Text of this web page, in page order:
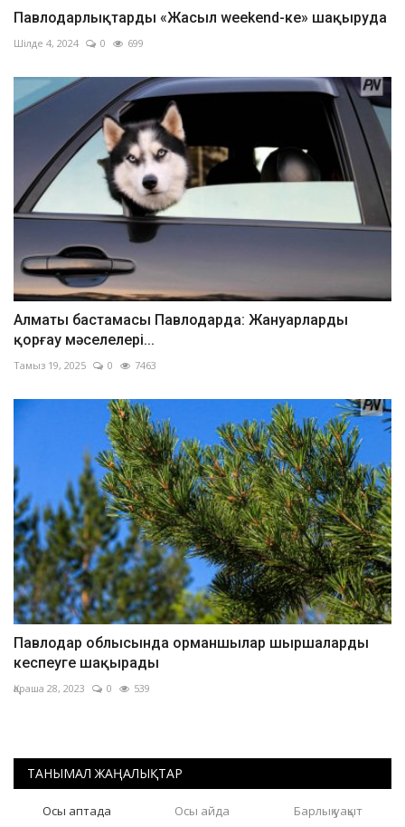
Павлодарлықтарды «Жасыл weekend-ке» шақыруда
Шілде 4, 2024 0 699
Алматы бастамасы Павлодарда: Жануарларды
қорғау мәселелері...
Тамыз 19, 2025 0 7463
Павлодар облысында орманшылар шыршаларды
кеспеуге шақырады
Қараша 28, 2023 0 539
ТАНЫМАЛ ЖАҢАЛЫҚТАР
Осы аптада Осы айда Барлық уақыт